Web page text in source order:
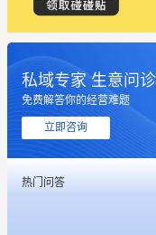
私域专家 生意问诊
免费解答你的经营难题
立即咨询
热门问答
这个营销策